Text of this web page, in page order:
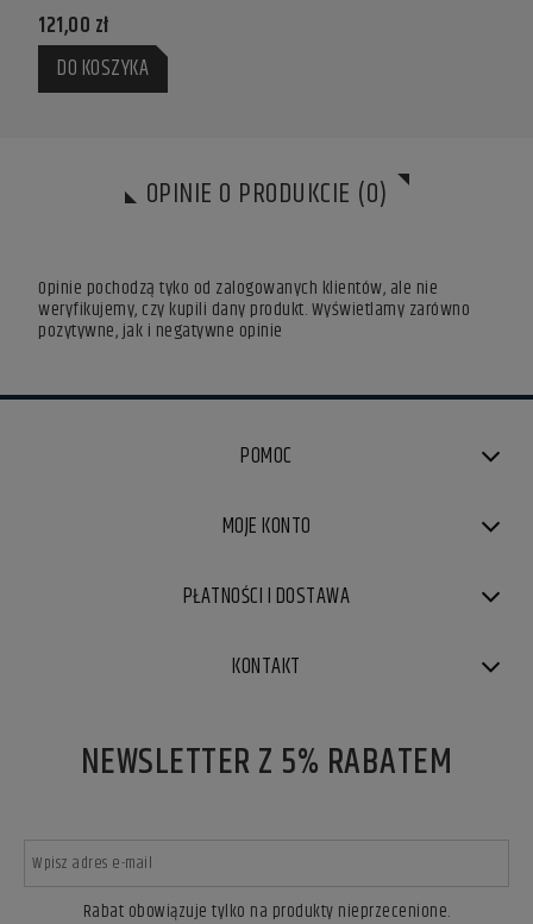
121,00 zł
DO KOSZYKA
OPINIE O PRODUKCIE (0)
Opinie pochodzą tyko od zalogowanych klientów, ale nie
weryfikujemy, czy kupili dany produkt. Wyświetlamy zarówno
pozytywne, jak i negatywne opinie
POMOC
MOJE KONTO
PŁATNOŚCI I DOSTAWA
KONTAKT
NEWSLETTER Z 5% RABATEM
Rabat obowiązuje tylko na produkty nieprzecenione.